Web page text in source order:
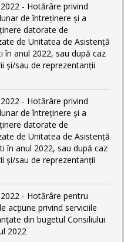
- Hotărâre privind
de întreținere și a
datorate de
de Unitatea de Asistență
în anul 2022, sau după caz
și/sau de reprezentanții
- Hotărâre privind
de întreținere și a
datorate de
de Unitatea de Asistență
în anul 2022, sau după caz
și/sau de reprezentanții
- Hotărâre pentru
acţiune privind serviciile
din bugetul Consiliului
2022